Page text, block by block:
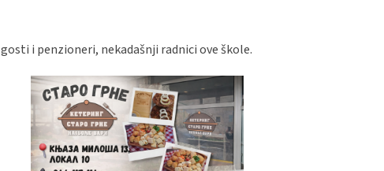
i penzioneri, nekadašnji radnici ove škole.